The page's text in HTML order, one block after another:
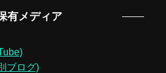
有メディア
ブログ)